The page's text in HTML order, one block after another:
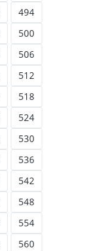
494
500
506
512
518
524
530
536
542
548
554
560